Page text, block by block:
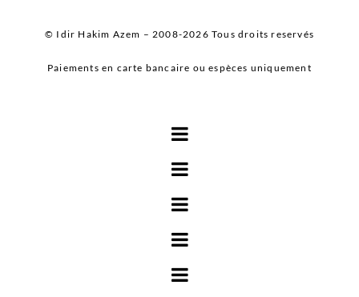
© Idir Hakim Azem – 2008-2026 Tous droits reservés
Paiements en carte bancaire ou espèces uniquement